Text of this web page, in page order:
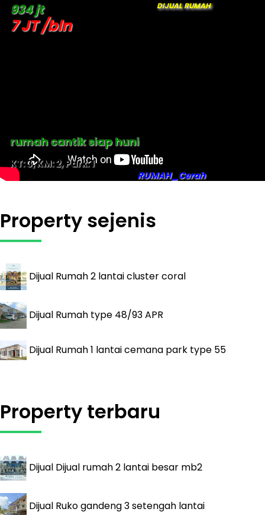
934 jt DIJUAL RUMAH
7 JT /bln
rumah cantik siap huni
KT: 3, KM: 2, Park: 1
RUMAH_Cerah
Property sejenis
Dijual Rumah 2 lantai cluster coral
Dijual Rumah type 48/93 APR
Dijual Rumah 1 lantai cemana park type 55
Property terbaru
Dijual Dijual rumah 2 lantai besar mb2
Dijual Ruko gandeng 3 setengah lantai